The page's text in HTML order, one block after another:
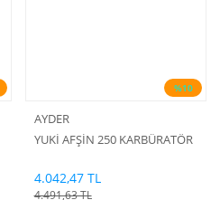
%10
AYDER
YUKİ AFŞİN 250 KARBÜRATÖR
4.042,47 TL
4.491,63 TL